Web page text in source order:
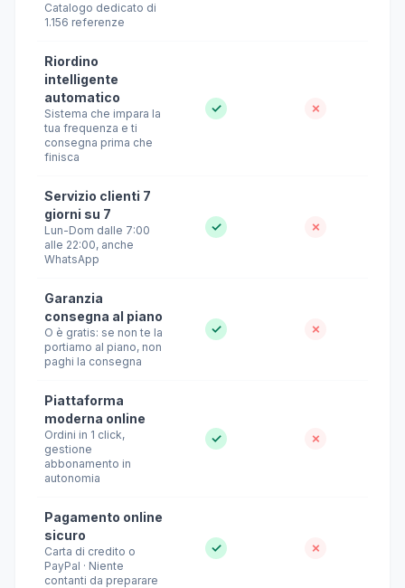
Catalogo dedicato di
1.156 referenze
Riordino
intelligente
automatico
Sistema che impara la
tua frequenza e ti
consegna prima che
finisca
✓ ✗
Servizio clienti 7
giorni su 7
Lun-Dom dalle 7:00
alle 22:00, anche
WhatsApp
✓ ✗
Garanzia
consegna al piano
O è gratis: se non te la
portiamo al piano, non
paghi la consegna
✓ ✗
Piattaforma
moderna online
Ordini in 1 click,
gestione
abbonamento in
autonomia
✓ ✗
Pagamento online
sicuro
Carta di credito o
PayPal · Niente
contanti da preparare
✓ ✗